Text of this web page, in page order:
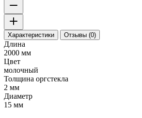
Характеристики Отзывы (0)
Длина
2000 мм
Цвет
молочный
Толщина оргстекла
2 мм
Диаметр
15 мм